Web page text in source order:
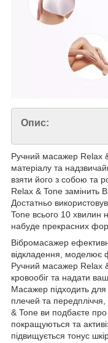
Опис:
Ручний масажер Relax &
матеріалу та
взяти його з собою та
Relax & Tone замінить
Достатньо
Tone всього 10 хвилин
набуде прекрасних
Вібромасажер
відкладення, моделює
Ручний масажер Relax
кровообіг та надати
Масажер підходить для
плечей та
& Tone ви подбаєте
покращуються та
підвищується тонус